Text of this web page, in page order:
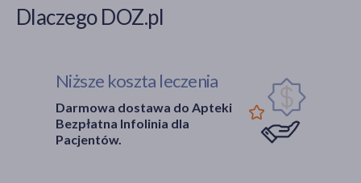
Dlaczego DOZ.pl
Niższe koszta leczenia
Darmowa dostawa do Apteki
Bezpłatna Infolinia dla
Pacjentów.